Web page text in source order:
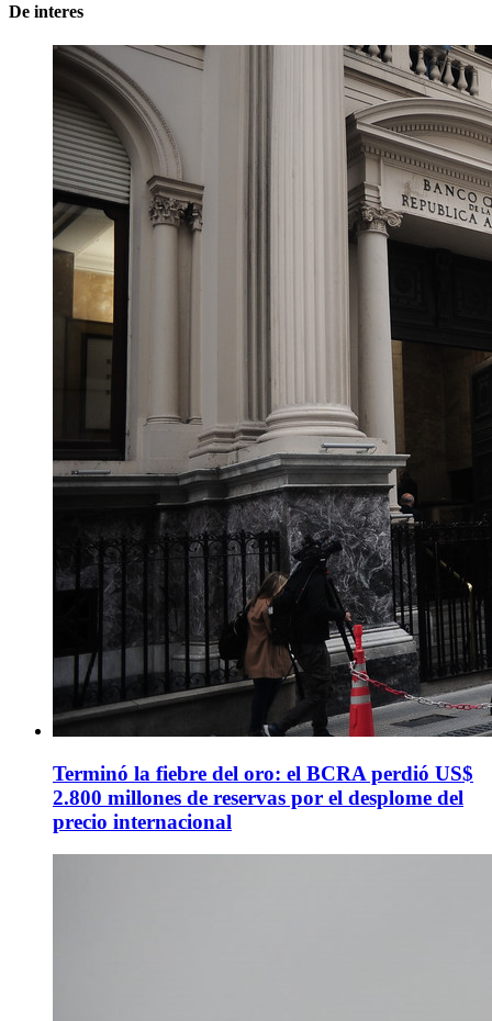
De interes
Terminó la fiebre del oro: el BCRA perdió US$
2.800 millones de reservas por el desplome del
precio internacional